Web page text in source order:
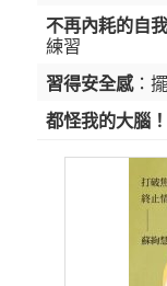
不再內耗的自
練習
習得安全感：
都怪我的大腦！